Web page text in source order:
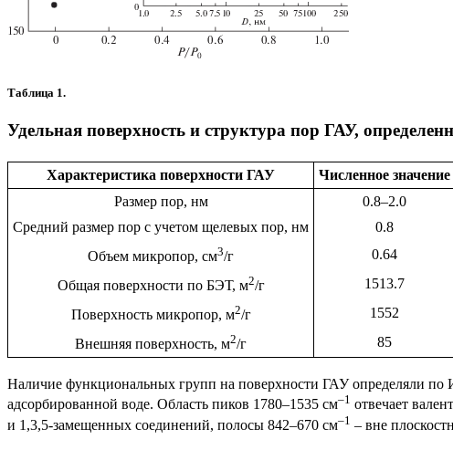
Таблица 1.
Удельная поверхность и структура пор ГАУ,
Характеристика поверхности ГАУ
Численное значение
Размер пор, нм
0.8–2.0
Средний размер пор с учетом щелевых пор, нм
0.8
Объем микропор, см3/г 0.64
Общая поверхности по БЭТ, м2/г 1513.7
Поверхность микропор, м2/г 1552
Внешняя поверхность, м2/г 85
Наличие функциональных групп на поверхности ГАУ определяли по
адсорбированной воде. Область пиков 1780–1535 см–1 отвечает
и 1,3,5-замещенных соединений, полосы 842–670 см–1 – вне